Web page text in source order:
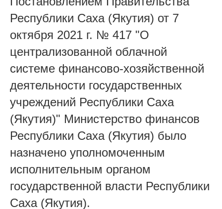
Республики Саха (Якутия) от 7
октября 2021 г. № 417 "О
централизованной облачной
системе финансово-хозяйственной
деятельности государственных
учреждений Республики Саха
(Якутия)" Министерство финансов
Республики Саха (Якутия) было
назначено уполномоченным
исполнительным органом
государственной власти Республики
Саха (Якутия).